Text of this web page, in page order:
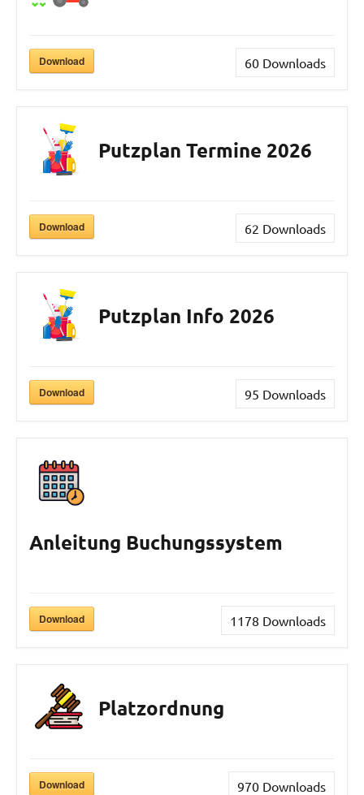
Download 60 Downloads
Putzplan Termine 2026
Download 62 Downloads
Putzplan Info 2026
Download 95 Downloads
Anleitung Buchungssystem
Download 1178 Downloads
Platzordnung
Download 970 Downloads